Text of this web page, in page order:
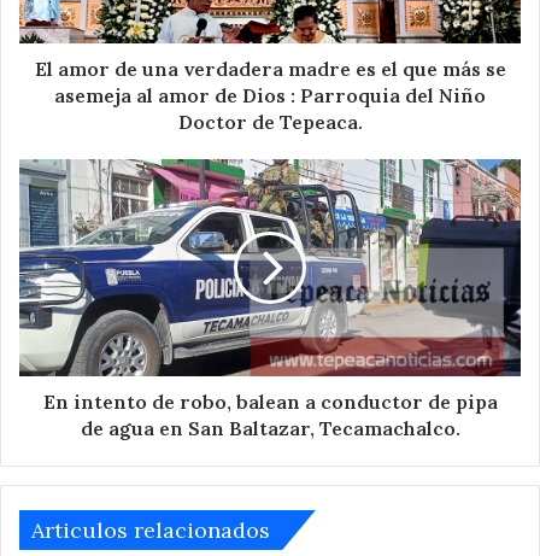
el
que
más
amor
de
Dios
:
Parroquia
del
Niño
Doctor
de
Tepeaca.
El amor de una verdadera madre es el que más se
asemeja al amor de Dios : Parroquia del Niño
Doctor de Tepeaca.
En
intento
de
robo,
balean
a
conductor
pipa
San
Tecamachalco.
En intento de robo, balean a conductor de pipa
de agua en San Baltazar, Tecamachalco.
Articulos relacionados